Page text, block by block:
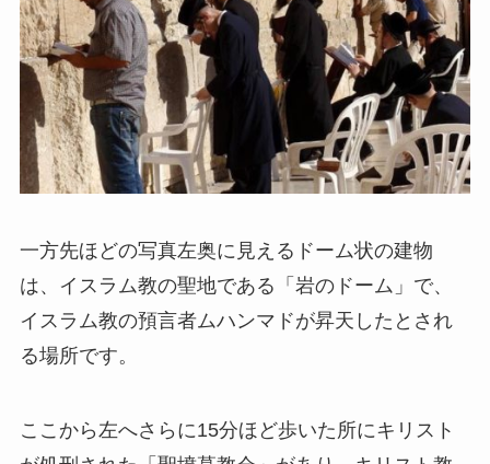
一方先ほどの写真左奥に見えるドーム状の建物
は、イスラム教の聖地である「岩のドーム」で、
イスラム教の預言者ムハンマドが昇天したとされ
る場所です。
ここから左へさらに15分ほど歩いた所にキリスト